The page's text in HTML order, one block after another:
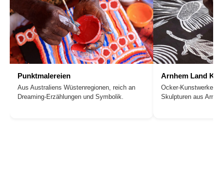
Punktmalereien
Aus Australiens Wüstenregionen, reich an
Dreaming-Erzählungen und Symbolik.
Arnhem Land
Ocker-Kunstwerke,
Skulpturen aus